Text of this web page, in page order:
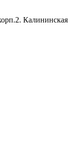
Калининская